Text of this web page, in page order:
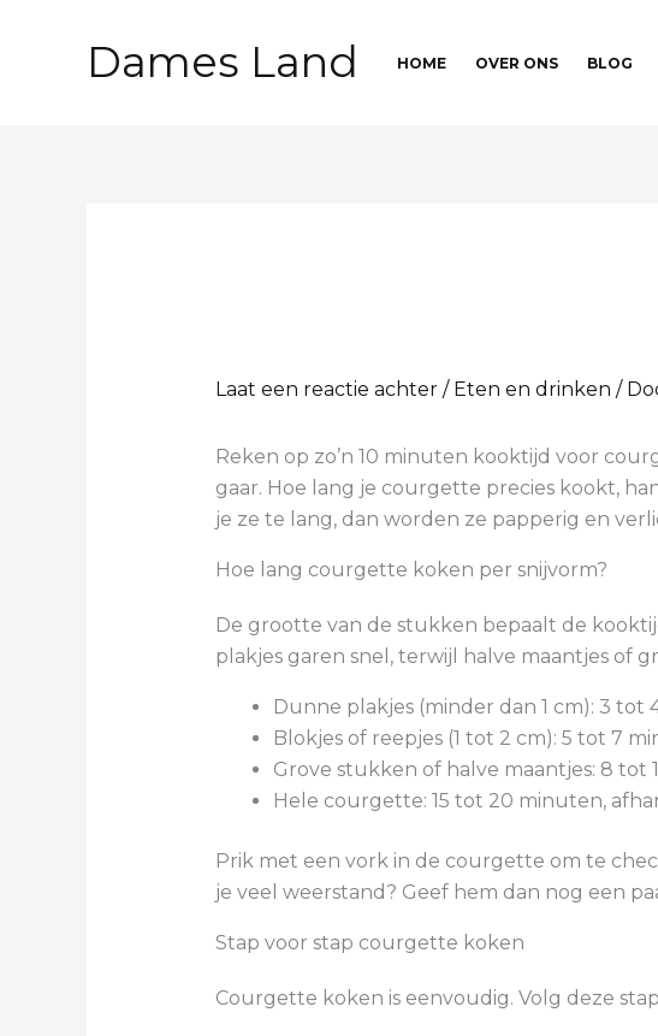
Dames Land HOME OVER ONS BLOG
Laat een reactie achter / Eten en drinken /
Reken op zo’n 10 minuten kooktijd voor
gaar. Hoe lang je courgette precies kookt,
je ze te lang, dan worden ze papperig en
Hoe lang courgette koken per snijvorm?
De grootte van de stukken bepaalt de
plakjes garen snel, terwijl halve maantjes of
Dunne plakjes (minder dan 1 cm): 3 tot
Blokjes of reepjes (1 tot 2 cm): 5 tot 7
Grove stukken of halve maantjes: 8 tot
Hele courgette: 15 tot 20 minuten,
Prik met een vork in de courgette om te
je veel weerstand? Geef hem dan nog een
Stap voor stap courgette koken
Courgette koken is eenvoudig. Volg deze